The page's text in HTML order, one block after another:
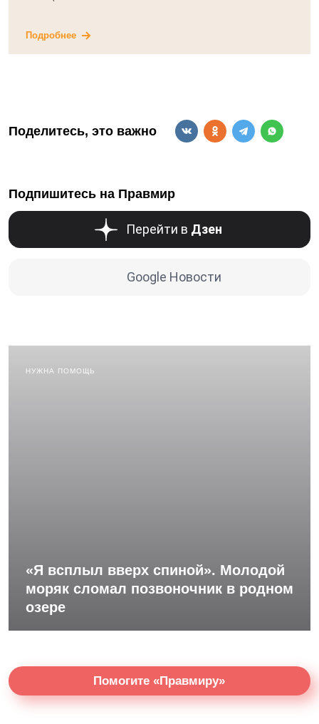
Подробнее
Поделитесь, это важно
Подпишитесь на Правмир
Перейти в Дзен
Google Новости
НУЖНА ПОМОЩЬ
«Я всплыл вверх спиной». Молодой
моряк сломал позвоночник в родном
озере
Помогите «Правмиру»